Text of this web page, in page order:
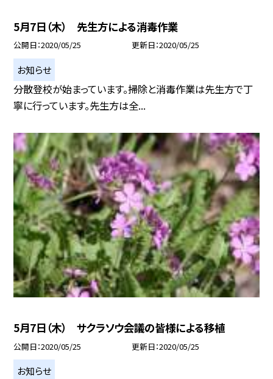
5月7日（木） 先生方による消毒作業
公開日 2020/05/25 更新日 2020/05/25
お知らせ
分散登校が始まっています。掃除と消毒作業は先生方で丁
寧に行っています。先生方は全...
5月7日（木） サクラソウ会議の皆様による移植
公開日 2020/05/25 更新日 2020/05/25
お知らせ